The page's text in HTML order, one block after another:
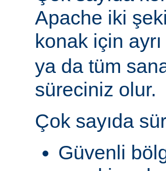
Apache iki
konak için
ya da tüm
süreciniz olur.
Çok sayıda
Güvenli